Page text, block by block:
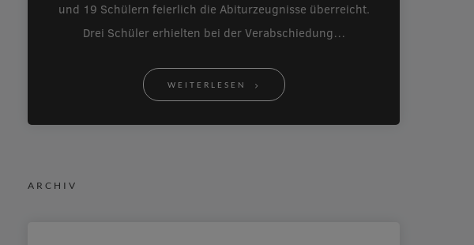
und 19 Schülern feierlich die Abiturzeugnisse überreicht.
Drei Schüler erhielten bei der Verabschiedung…
WEITERLESEN
ARCHIV